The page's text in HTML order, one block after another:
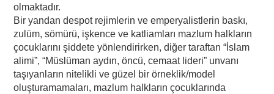
olmaktadır.
Bir yandan despot rejimlerin ve emperyalistlerin baskı,
zulüm, sömürü, işkence ve katliamları mazlum halkların
çocuklarını şiddete yönlendirirken, diğer taraftan “İslam
alimi”, “Müslüman aydın, öncü, cemaat lideri” unvanı
taşıyanların nitelikli ve güzel bir örneklik/model
oluşturamamaları, mazlum halkların çocuklarında